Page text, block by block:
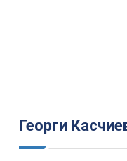
Георги